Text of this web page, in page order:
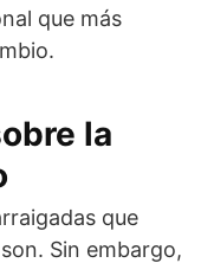
que más
la
que
Sin embargo,